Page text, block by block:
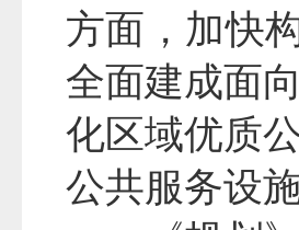
方面，加快
全面建成面
化区域优质
公共服务设